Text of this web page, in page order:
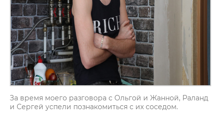
За время моего разговора с Ольгой и Жанной, Раланд
и Сергей успели познакомиться с их соседом.